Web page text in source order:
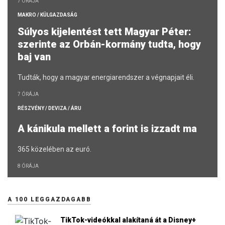
MAKRO / KÜLGAZDASÁG
Súlyos kijelentést tett Magyar Péter:
szerinte az Orbán-kormány tudta, hogy
baj van
Tudták, hogy a magyar energiarendszer a végnapjait éli.
7 ÓRÁJA
RÉSZVÉNY / DEVIZA / ÁRU
A kánikula mellett a forint is izzadt ma
365 közelében az euró.
8 ÓRÁJA
A 100 LEGGAZDAGABB
TikTok-videókkal alakítaná át a Disney+